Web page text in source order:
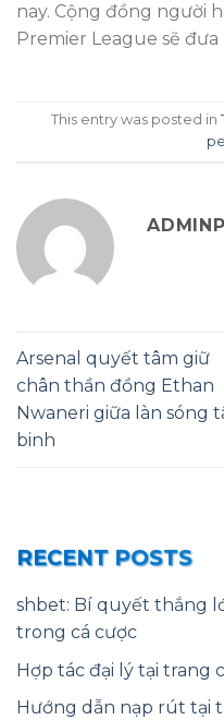
nay. Cộng đồng người
Premier League sẽ
This entry was posted in
Arsenal quyết tâm giữ
chân thần đồng Ethan
Nwaneri giữa làn sóng
binh
RECENT POSTS
shbet: Bí quyết thắng
trong cá cược
Hợp tác đại lý tại trang
Hướng dẫn nạp rút tại